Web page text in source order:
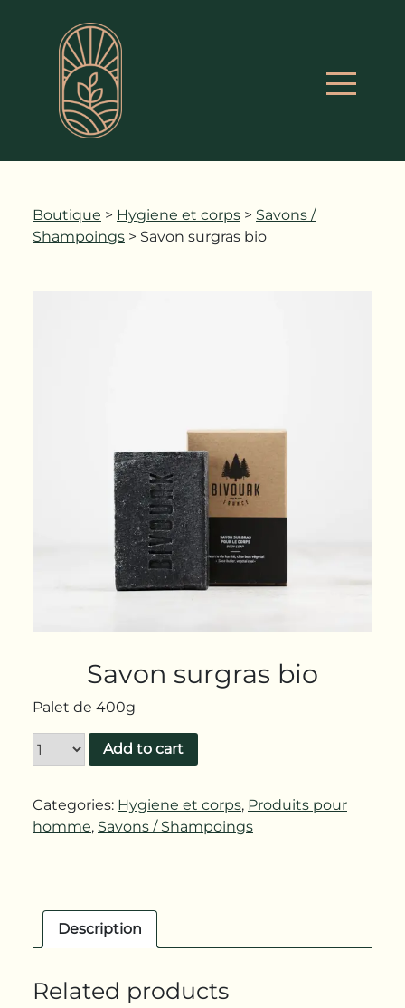
Boutique > Hygiene et corps > Savons /
Shampoings > Savon surgras bio
Savon surgras bio
Palet de 400g
Add to cart
Categories: Hygiene et corps, Produits pour
homme, Savons / Shampoings
Description
Related products